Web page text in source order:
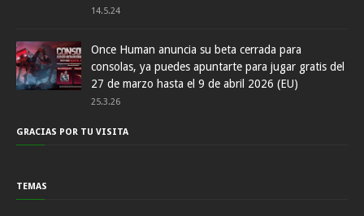
14.5.24
Once Human anuncia su beta cerrada para
consolas, ya puedes apuntarte para jugar gratis del
27 de marzo hasta el 9 de abril 2026 (EU)
25.3.26
GRACIAS POR TU VISITA
TEMAS